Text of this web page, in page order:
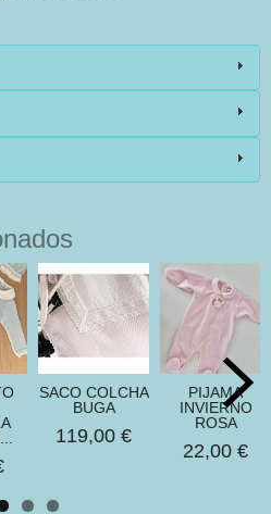
SACO COLCHA
BUGA
119,00 €
PIJAMA
INVIERNO
ROSA
22,00 €